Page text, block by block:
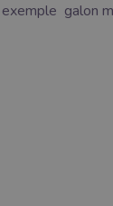
galon